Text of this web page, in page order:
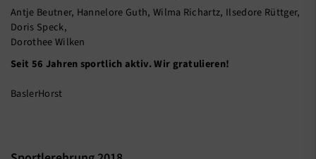
Antje Beutner, Hannelore Guth, Wilma Richartz, Ilsedore Rüttger,
Doris Speck,
Dorothee Wilken
Seit 56 Jahren sportlich aktiv. Wir gratulieren!
BaslerHorst